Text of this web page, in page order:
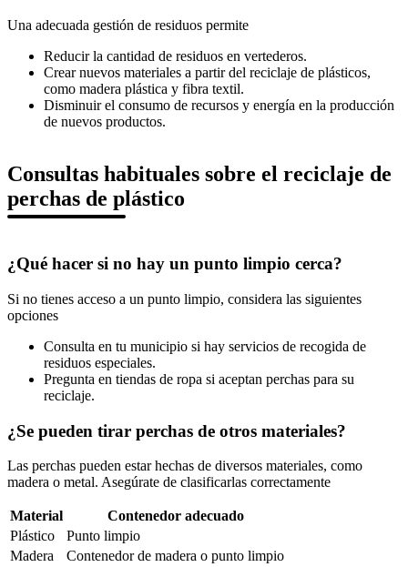
Una adecuada gestión de residuos permite
Reducir la cantidad de residuos en vertederos.
Crear nuevos materiales a partir del reciclaje de plásticos,
como madera plástica y fibra textil.
Disminuir el consumo de recursos y energía en la producción
de nuevos productos.
Consultas habituales sobre el reciclaje de
perchas de plástico
¿Qué hacer si no hay un punto limpio cerca?
Si no tienes acceso a un punto limpio, considera las siguientes
opciones
Consulta en tu municipio si hay servicios de recogida de
residuos especiales.
Pregunta en tiendas de ropa si aceptan perchas para su
reciclaje.
¿Se pueden tirar perchas de otros materiales?
Las perchas pueden estar hechas de diversos materiales, como
madera o metal. Asegúrate de clasificarlas correctamente
Material
Contenedor adecuado
Plástico
Punto limpio
Madera
Contenedor de madera o punto limpio